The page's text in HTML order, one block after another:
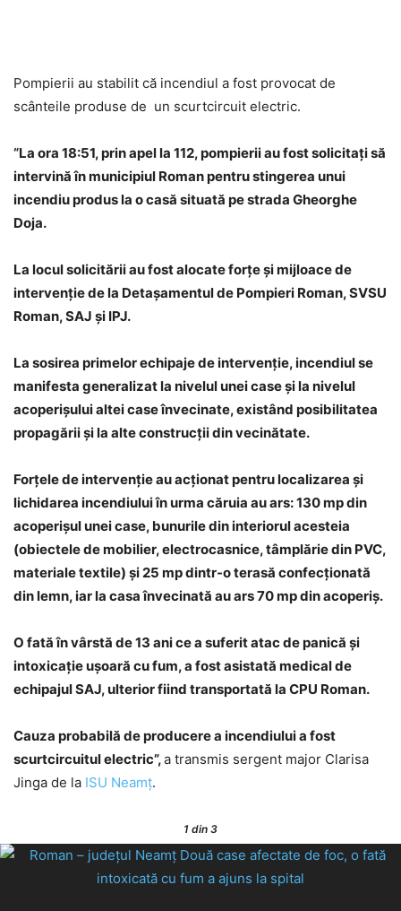
Pompierii au stabilit că incendiul a fost provocat de
scânteile produse de un scurtcircuit electric.
“La ora 18:51, prin apel la 112, pompierii au fost solicitați să
intervină în municipiul Roman pentru stingerea unui
incendiu produs la o casă situată pe strada Gheorghe
Doja.
La locul solicitării au fost alocate forțe și mijloace de
intervenție de la Detașamentul de Pompieri Roman, SVSU
Roman, SAJ și IPJ.
La sosirea primelor echipaje de intervenție, incendiul se
manifesta generalizat la nivelul unei case și la nivelul
acoperișului altei case învecinate, existând posibilitatea
propagării și la alte construcții din vecinătate.
Forțele de intervenție au acționat pentru localizarea și
lichidarea incendiului în urma căruia au ars: 130 mp din
acoperișul unei case, bunurile din interiorul acesteia
(obiectele de mobilier, electrocasnice, tâmplărie din PVC,
materiale textile) și 25 mp dintr-o terasă confecționată
din lemn, iar la casa învecinată au ars 70 mp din acoperiș.
O fată în vârstă de 13 ani ce a suferit atac de panică și
intoxicație ușoară cu fum, a fost asistată medical de
echipajul SAJ, ulterior fiind transportată la CPU Roman.
Cauza probabilă de producere a incendiului a fost
scurtcircuitul electric”,a transmis sergent major Clarisa
Jinga de la ISU Neamț.
1 din 3